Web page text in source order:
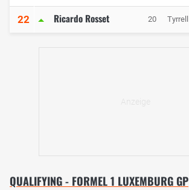
22 Ricardo Rosset 20 Tyrrell
QUALIFYING - FORMEL 1 LUXEMBURG GP